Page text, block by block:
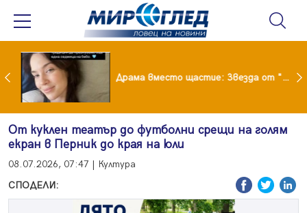
Лияна пропищя от изкуствения интелект Драма вместо щастие: Звезда от "Татковци" е в болница с високорискова бременност
От куклен театър до футболни срещи на голям
екран в Перник до края на юли
08.07.2026, 07:47 | Култура
СПОДЕЛИ: